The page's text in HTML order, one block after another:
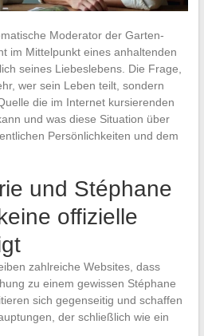
Moderator der Garten-
im Mittelpunkt eines anhaltenden
seines Liebeslebens. Die Frage,
wer sein Leben teilt, sondern
die im Internet kursierenden
und was diese Situation über
Persönlichkeiten und dem
und Stéphane
offizielle
zahlreiche Websites, dass
zu einem gewissen Stéphane
sich gegenseitig und schaffen
der schließlich wie ein